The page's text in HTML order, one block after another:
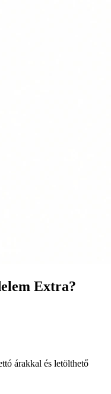
Extra?
árakkal és letölthető